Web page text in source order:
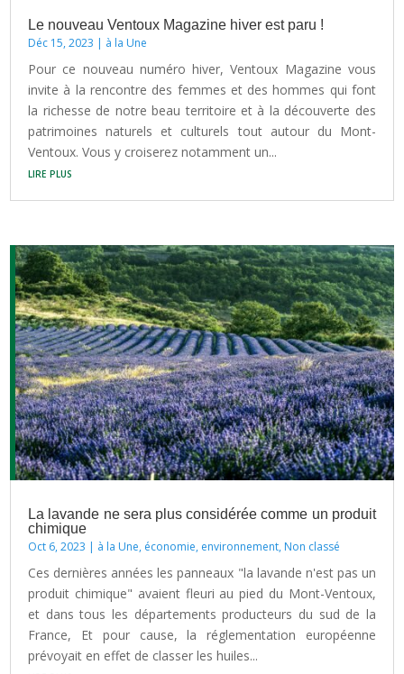
Le nouveau Ventoux Magazine hiver est paru !
Déc 15, 2023 | à la Une
Pour ce nouveau numéro hiver, Ventoux Magazine vous
invite à la rencontre des femmes et des hommes qui font
la richesse de notre beau territoire et à la découverte des
patrimoines naturels et culturels tout autour du Mont-
Ventoux. Vous y croiserez notamment un...
lire plus
La lavande ne sera plus considérée comme un produit
chimique
Oct 6, 2023 | à la Une, économie, environnement, Non classé
Ces dernières années les panneaux "la lavande n'est pas un
produit chimique" avaient fleuri au pied du Mont-Ventoux,
et dans tous les départements producteurs du sud de la
France, Et pour cause, la réglementation européenne
prévoyait en effet de classer les huiles...